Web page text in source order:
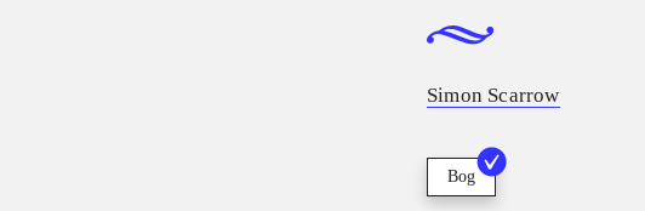
Simon Scarrow
Bog